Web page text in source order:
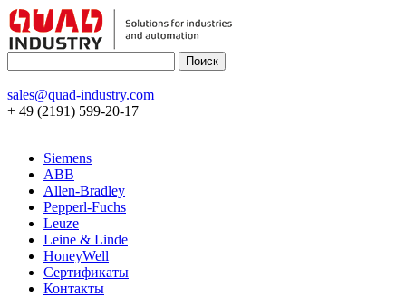
sales@quad-industry.com |
+ 49 (2191) 599-20-17
Siemens
ABB
Allen-Bradley
Pepperl-Fuchs
Leuze
Leine & Linde
HoneyWell
Сертификаты
Контакты